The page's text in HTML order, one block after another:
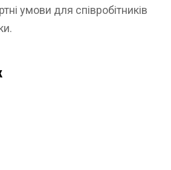
умови для співробітників